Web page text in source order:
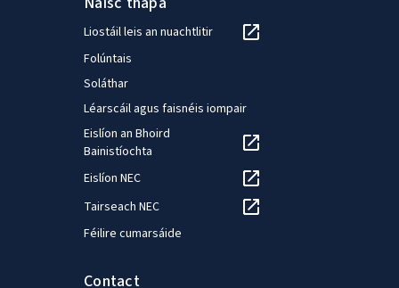
Liostáil leis an nuachtlitir
Folúntais
Soláthar
Léarscáil agus faisnéis iompair
Eislíon an Bhoird
Bainistíochta
Eislíon NEC
Tairseach NEC
Féilire cumarsáide
Contact